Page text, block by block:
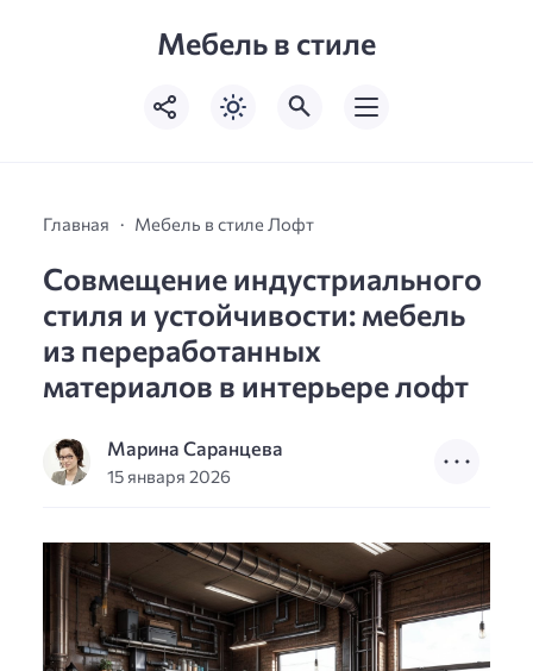
Мебель в стиле
Главная Мебель в стиле Лофт
Совмещение индустриального
стиля и устойчивости: мебель
из переработанных
материалов в интерьере лофт
Марина Саранцева
15 января 2026